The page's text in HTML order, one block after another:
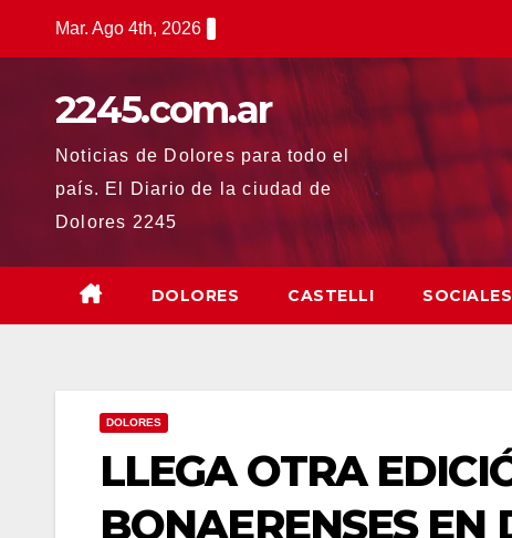
Mar. Ago 4th, 2026
2245.com.ar
Noticias de Dolores para todo el
país. El Diario de la ciudad de
Dolores 2245
DOLORES CASTELLI SOCIALES
DOLORES
LLEGA OTRA
BONAERENSES EN